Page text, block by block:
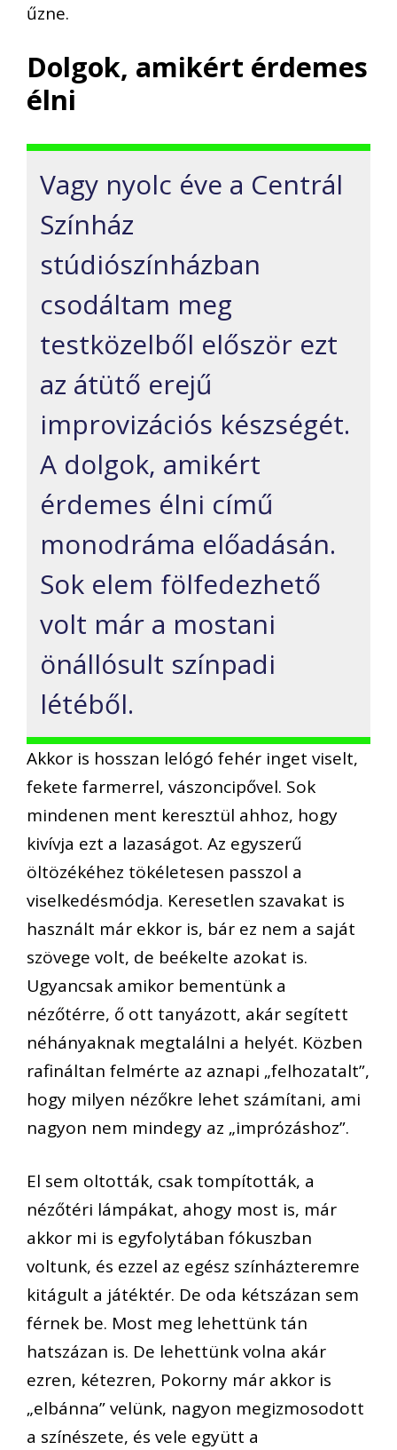
űzne.
Dolgok, amikért érdemes
élni
Vagy nyolc éve a Centrál
Színház
stúdiószínházban
csodáltam meg
testközelből először ezt
az átütő erejű
improvizációs készségét.
A dolgok, amikért
érdemes élni című
monodráma előadásán.
Sok elem fölfedezhető
volt már a mostani
önállósult színpadi
létéből.
Akkor is hosszan lelógó fehér inget viselt,
fekete farmerrel, vászoncipővel. Sok
mindenen ment keresztül ahhoz, hogy
kivívja ezt a lazaságot. Az egyszerű
öltözékéhez tökéletesen passzol a
viselkedésmódja. Keresetlen szavakat is
használt már ekkor is, bár ez nem a saját
szövege volt, de beékelte azokat is.
Ugyancsak amikor bementünk a
nézőtérre, ő ott tanyázott, akár segített
néhányaknak megtalálni a helyét. Közben
rafináltan felmérte az aznapi „felhozatalt”,
hogy milyen nézőkre lehet számítani, ami
nagyon nem mindegy az „imprózáshoz”.
El sem oltották, csak tompították, a
nézőtéri lámpákat, ahogy most is, már
akkor mi is egyfolytában fókuszban
voltunk, és ezzel az egész színházteremre
kitágult a játéktér. De oda kétszázan sem
férnek be. Most meg lehettünk tán
hatszázan is. De lehettünk volna akár
ezren, kétezren, Pokorny már akkor is
„elbánna” velünk, nagyon megizmosodott
a színészete, és vele együtt a